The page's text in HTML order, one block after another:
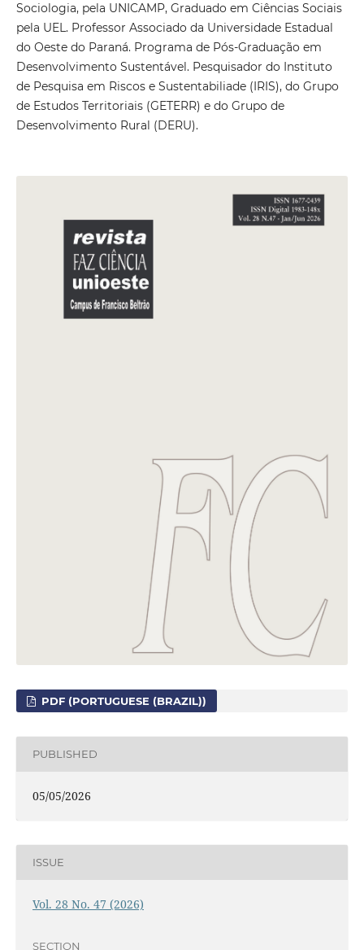
Sociologia, pela UNICAMP, Graduado em Ciências Sociais
pela UEL. Professor Associado da Universidade Estadual
do Oeste do Paraná. Programa de Pós-Graduação em
Desenvolvimento Sustentável. Pesquisador do Instituto
de Pesquisa em Riscos e Sustentabiliade (IRIS), do Grupo
de Estudos Territoriais (GETERR) e do Grupo de
Desenvolvimento Rural (DERU).
PDF (PORTUGUESE (BRAZIL))
PUBLISHED
05/05/2026
ISSUE
Vol. 28 No. 47 (2026)
SECTION